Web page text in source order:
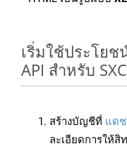
เริ่มใช้ประโยช
API สำหรับ
สร้างบัญชีที่ แด
ละเอียดการให้สิ